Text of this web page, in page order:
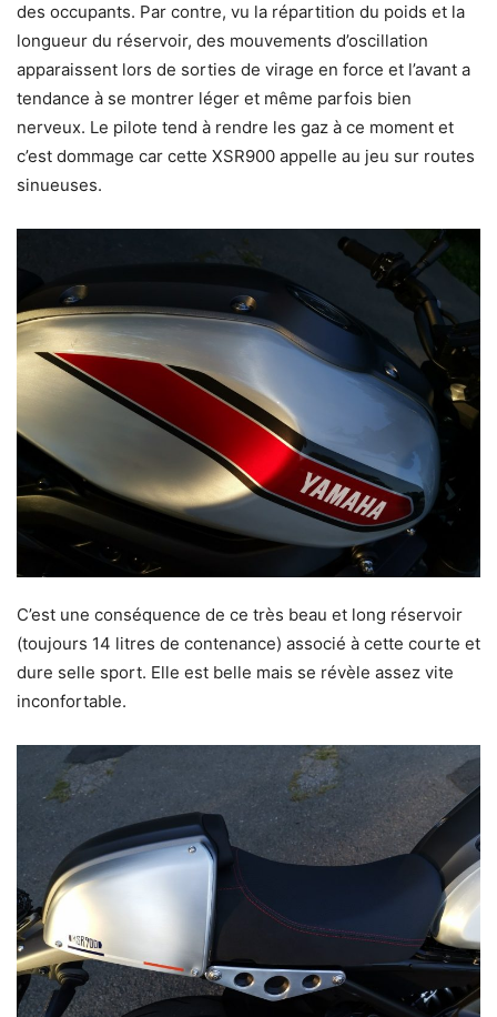
des occupants. Par contre, vu la répartition du poids et la
longueur du réservoir, des mouvements d’oscillation
apparaissent lors de sorties de virage en force et l’avant a
tendance à se montrer léger et même parfois bien
nerveux. Le pilote tend à rendre les gaz à ce moment et
c’est dommage car cette XSR900 appelle au jeu sur routes
sinueuses.
C’est une conséquence de ce très beau et long réservoir
(toujours 14 litres de contenance) associé à cette courte et
dure selle sport. Elle est belle mais se révèle assez vite
inconfortable.